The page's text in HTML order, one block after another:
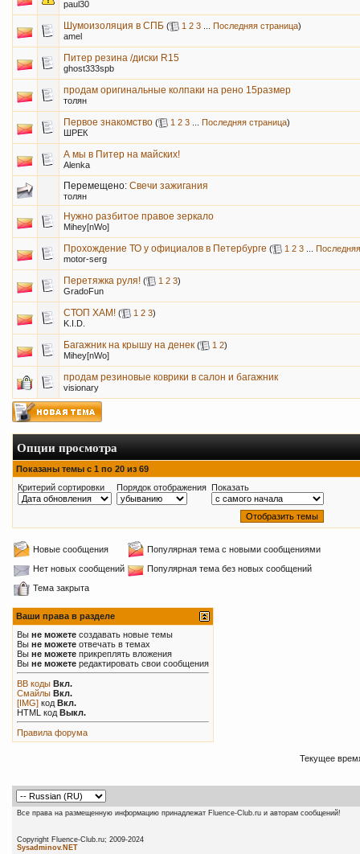
paul30
Шумоизоляция в СПБ ( 1 2 3 Последняя страница)
amel
Питер резина /диски R15
ghost333spb
продам оригинальные колпаки на рено 15размер
толян
Первое знакомство ( 1 2 3 Последняя страница)
ШРЕК
А мы в Питер на майских!
Alenka
Перемещено: Cвечи зажигания
толян
Нужно разбитое правое зеркало
Mihey[nWo]
Прохождение ТО у официалов в Петербурге ( 1 2 3
motor-serg
Перетяжка руля! ( 1 2 3)
GradoFun
СТОП ХАМ! ( 1 2 3)
K.I.D.
Багажник на крышу на денек ( 1 2)
Mihey[nWo]
продам резиновые коврики в салон и багажник
visionary
Опции просмотра
Показаны темы с 1 по 20 из 69
Критерий сортировки
Порядок отображения Показать
Новые сообщения
Популярная тема с новыми сообщениями
Нет новых сообщений
Популярная тема без новых сообщений
Тема закрыта
Ваши права в разделе
Вы не можете создавать новые темы
Вы не можете отвечать в темах
Вы не можете прикреплять вложения
Вы не можете редактировать свои сообщения
BB коды Вкл.
Смайлы Вкл.
[IMG] код Вкл.
HTML код Выкл.
Правила форума
Текущее
Все права на размещенную информацию принадлежат Fluence-Club.ru и авторам сообщений!
Copyright Fluence-Club.ru;
Sysadminov.NET